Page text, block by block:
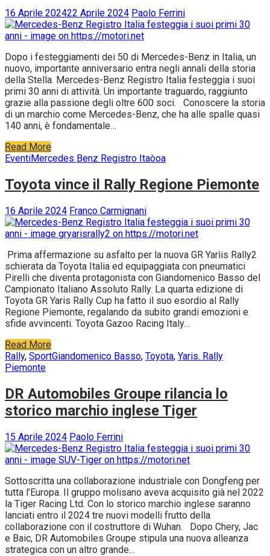
16 Aprile 202422 Aprile 2024 Paolo Ferrini
Dopo i festeggiamenti dei 50 di Mercedes-Benz in Italia, un
nuovo, importante anniversario entra negli annali della storia
della Stella. Mercedes-Benz Registro Italia festeggia i suoi
primi 30 anni di attività. Un importante traguardo, raggiunto
grazie alla passione degli oltre 600 soci. Conoscere la storia
di un marchio come Mercedes-Benz, che ha alle spalle quasi
140 anni, è fondamentale…
Read More
EventiMercedes Benz Registro Itaòoa
Toyota vince il Rally Regione Piemonte
16 Aprile 2024 Franco Carmignani
Prima affermazione su asfalto per la nuova GR Yarìis Rally2
schierata da Toyota Italia ed equipaggiata con pneumatici
Pirelli che diventa protagonista con Giandomenico Basso del
Campionato Italiano Assoluto Rally. La quarta edizione di
Toyota GR Yaris Rally Cup ha fatto il suo esordio al Rally
Regione Piemonte, regalando da subito grandi emozioni e
sfide avvincenti. Toyota Gazoo Racing Italy…
Read More
Rally, SportGiandomenico Basso, Toyota, Yaris. Rally
Piemonte
DR Automobiles Groupe rilancia lo
storico marchio inglese Tiger
15 Aprile 2024 Paolo Ferrini
Sottoscritta una collaborazione industriale con Dongfeng per
tutta l’Europa. Il gruppo molisano aveva acquisito già nel 2022
la Tiger Racing Ltd. Con lo storico marchio inglese saranno
lanciati entro il 2024 tre nuovi modelli frutto della
collaborazione con il costruttore di Wuhan. Dopo Chery, Jac
e Baic, DR Automobiles Groupe stipula una nuova alleanza
strategica con un altro grande…